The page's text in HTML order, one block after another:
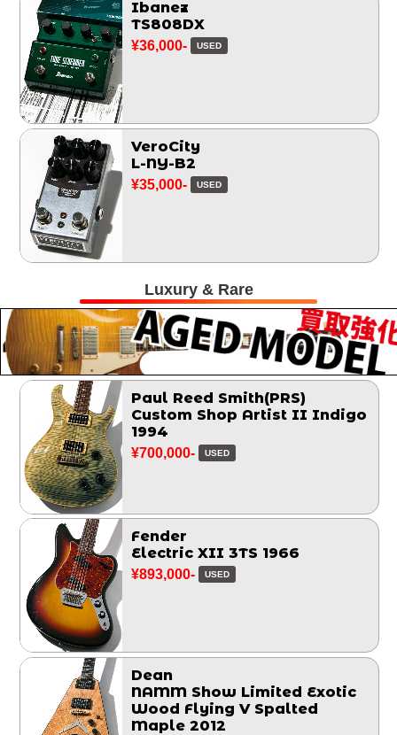
Ibanez
TS808DX
¥36,000- USED
VeroCity
L-NY-B2
¥35,000- USED
Luxury & Rare
Paul Reed Smith(PRS)
Custom Shop Artist II Indigo
1994
¥700,000- USED
Fender
Electric XII 3TS 1966
¥893,000- USED
Dean
NAMM Show Limited Exotic
Wood Flying V Spalted
Maple 2012